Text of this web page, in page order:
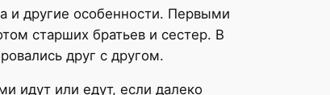
и другие особенности. Первыми
старших братьев и сестер. В
друг с другом.
идут или едут, если далеко